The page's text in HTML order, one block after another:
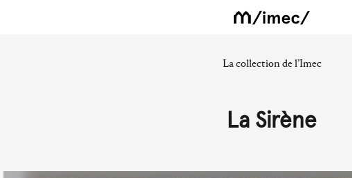
La collection de l’Imec
La Sirène